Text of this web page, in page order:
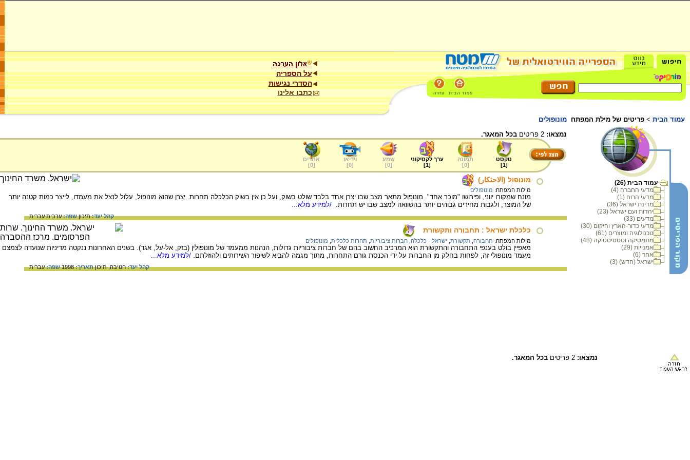
על הספריה
הסדרי נגישות
כתבו אלינו
עמוד הבית > פריטים של מילת המפתח מונופולים
עמוד הבית (26)
מדעי החברה (4)
מדעי הרוח (1)
מדינת ישראל (36)
יהדות ועם ישראל (23)
מדעים (33)
מדעי כדור-הארץ והיקום (30)
טכנולוגיה ומוצרים (61)
מתמטיקה וסטטיסטיקה (48)
אמנויות (29)
אחר (6)
ישראל (חדש) (3)
נמצאו: בכל המאגר.
טקסט
[
1
]
תמונה
[
0
]
ערך לקסיקוני
[
1
]
שמע
[
0
]
וידיאו
[
0
]
אתרים
[
0
]
מונופול (الاحتكار)
מילות המפתח: מונופולים
מונח שמקורו יווני, ופירושו "מוכר אחד". מונופול מתאר מצב שבו יצרן אחד בלבד שולט בשוק, ועל כן אין בשוק הכלכלה תחרות. יצרן שהוא מונופול, עלול לנצל את מעמדו, לייצר כמות קטנה יותר
של המוצר, ולגבות מחירים גבוהים יותר בהשוואה למצב שבו יש תחרות. /למידע מלא...
קהל יעד:תיכוןשפה:ערבית עברית
כלכלת ישראל : תחבורה ותקשורת
מילות המפתח: תחבורה תקשורת ישראל - כלכלה חברות ציבוריות תחרות כלכלית מונופולים
מאפיין בולט בענפי התחבורה והתקשורת הוא המרכיב החשוב בהם של חברות ציבוריות גדולות, הנהנות ממעמד של מונופולין (בזק, אל-על, אגד). בשנים האחרונות ננקטה מדיניות שנועדה לצמצם
מעמד מונופולי זה, לפחות בחלק מן החברות על ידי הכנסת גורם התחרות, מתוך מגמה להביא לשיפור השירותים ולהוזלתם. /למידע מלא...
קהל יעד:חטיבה,תיכוןתאריך:1998 שפה:עברית
נמצאו: בכל המאגר.